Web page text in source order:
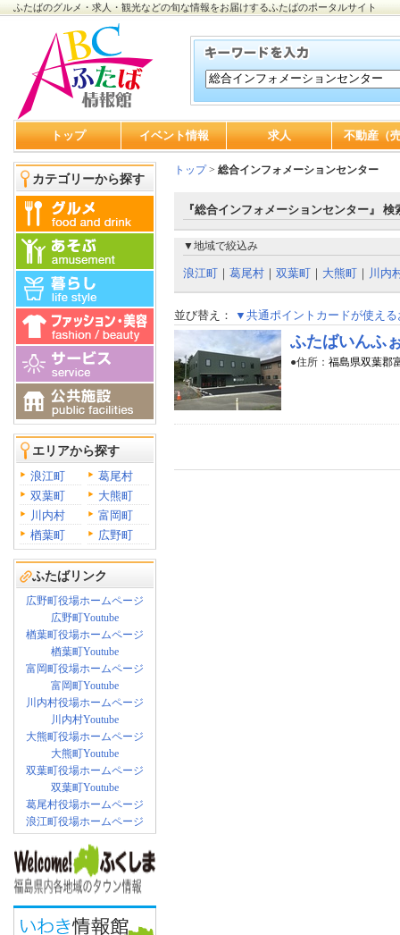
ふたばのグルメ・求人・観光などの旬な情報をお届けするふたばのポータルサイト
トップ イベント情報 求人 不動産（
カテゴリーから探す
エリアから探す
浪江町
葛尾村
双葉町
大熊町
川内村
富岡町
楢葉町
広野町
ふたばリンク
広野町役場ホームページ
広野町Youtube
楢葉町役場ホームページ
楢葉町Youtube
富岡町役場ホームページ
富岡町Youtube
川内村役場ホームページ
川内村Youtube
大熊町役場ホームページ
大熊町Youtube
双葉町役場ホームページ
双葉町Youtube
葛尾村役場ホームページ
浪江町役場ホームページ
トップ> 総合インフォメーションセンター
『総合インフォメーションセンター』
▼地域で絞込み
浪江町 ｜ 葛尾村 ｜ 双葉町 ｜ 大熊町 ｜ 川内
並び替え： ▼共通ポイントカードが使える
ふたばいんふ
●住所： 福島県双葉郡